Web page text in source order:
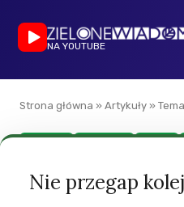
NA YOUTUBE
Strona główna » Artykuły »
Dylemat
Nie przegap